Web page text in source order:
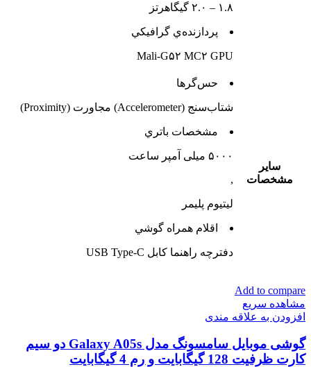
۱.۸ – ۲.۰ گیگاهرتز
پردازنده‌ي گرافيکي
Mali-G۵۲ MC۲ GPU
ساير
مشخصات
حس‌گرها
شتاب‌سنج (Accelerometer) مجاورت (Proximity)
مشخصات باتري
۵۰۰۰ میلی آمپر ساعت
,
لیتیوم‌ پلیمر
اقلام همراه گوشي
دفترچه‌ راهنما کابل USB Type-C
Add to compare
مشاهده سریع
افزودن به علاقه مندی
گوشی موبایل سامسونگ مدل Galaxy A05s دو سیم
کارت ظرفیت 128 گیگابایت و رم 4 گیگابایت